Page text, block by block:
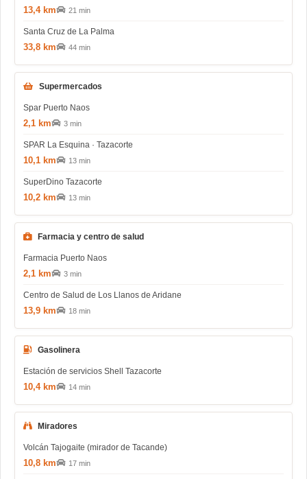
13,4 km 21 min
Santa Cruz de La Palma
33,8 km 44 min
Supermercados
Spar Puerto Naos
2,1 km 3 min
SPAR La Esquina · Tazacorte
10,1 km 13 min
SuperDino Tazacorte
10,2 km 13 min
Farmacia y centro de salud
Farmacia Puerto Naos
2,1 km 3 min
Centro de Salud de Los Llanos de Aridane
13,9 km 18 min
Gasolinera
Estación de servicios Shell Tazacorte
10,4 km 14 min
Miradores
Volcán Tajogaite (mirador de Tacande)
10,8 km 17 min